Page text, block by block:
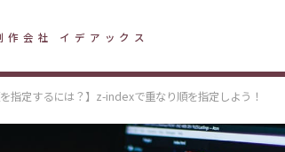
作会社 イデアックス
を指定するには？】z-indexで重なり順を指定しよう！